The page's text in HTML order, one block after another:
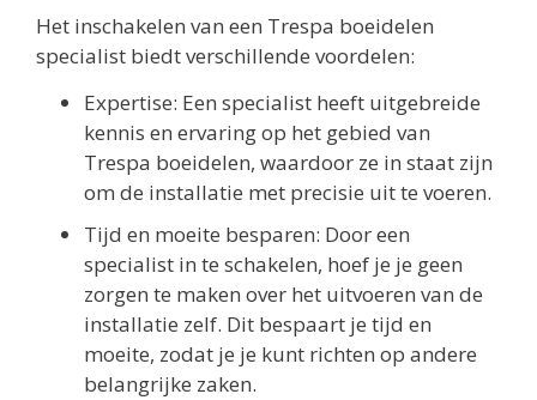
Het inschakelen van een Trespa boeidelen
specialist biedt verschillende voordelen:
Expertise: Een specialist heeft uitgebreide
kennis en ervaring op het gebied van
Trespa boeidelen, waardoor ze in staat zijn
om de installatie met precisie uit te voeren.
Tijd en moeite besparen: Door een
specialist in te schakelen, hoef je je geen
zorgen te maken over het uitvoeren van de
installatie zelf. Dit bespaart je tijd en
moeite, zodat je je kunt richten op andere
belangrijke zaken.